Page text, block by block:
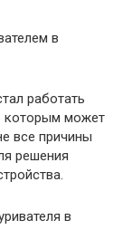
работать
которым может
все причины
решения
в